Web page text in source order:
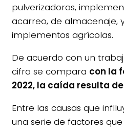
pulverizadoras,
acarreo, de almacenaje,
implementos agrícolas.
De acuerdo con un
cifra se compara con la
2022, la caída resulta
Entre las causas que
una serie de factores